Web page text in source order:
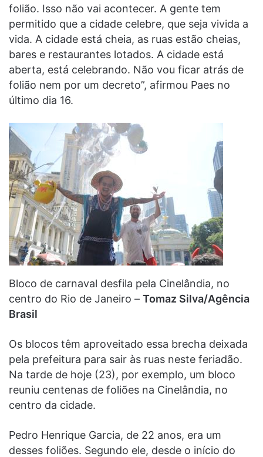
folião. Isso não vai acontecer. A gente tem
permitido que a cidade celebre, que seja vivida a
vida. A cidade está cheia, as ruas estão cheias,
bares e restaurantes lotados. A cidade está
aberta, está celebrando. Não vou ficar atrás de
folião nem por um decreto”, afirmou Paes no
último dia 16.
Bloco de carnaval desfila pela Cinelândia, no
centro do Rio de Janeiro – Tomaz Silva/Agência
Brasil
Os blocos têm aproveitado essa brecha deixada
pela prefeitura para sair às ruas neste feriadão.
Na tarde de hoje (23), por exemplo, um bloco
reuniu centenas de foliões na Cinelândia, no
centro da cidade.
Pedro Henrique Garcia, de 22 anos, era um
desses foliões. Segundo ele, desde o início do